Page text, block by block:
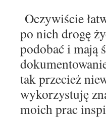
Oczywiście
po nichdrogę
podobać i mają
tak przecież
wykorzystuję
moich prac